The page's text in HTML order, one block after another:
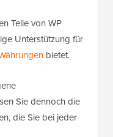
Teile von WP
Unterstützung für
bietet.
Sie dennoch die
die Sie bei jeder